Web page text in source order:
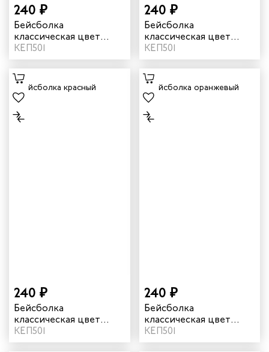
240 ₽
Бейсболка
классическая цвет
василек
КЕП501
240 ₽
Бейсболка
классическая цвет
желтый
КЕП501
240 ₽
Бейсболка
классическая цвет
красный
КЕП501
240 ₽
Бейсболка
классическая цвет
оранжевый
КЕП501